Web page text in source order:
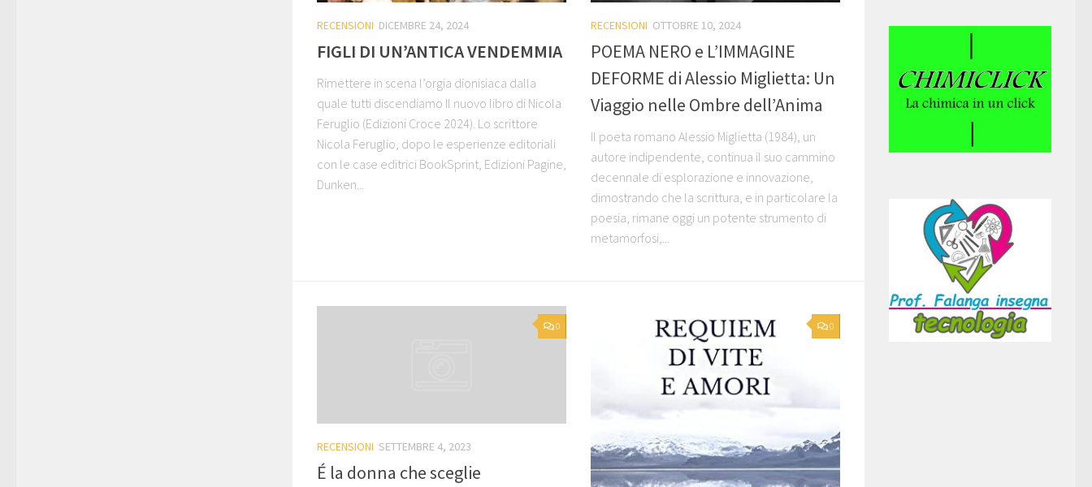
RECENSIONI DICEMBRE 24, 2024
FIGLI DI UN’ANTICA VENDEMMIA
Rimettere in scena l’orgia dionisiaca dalla
quale tutti discendiamo Il nuovo libro di Nicola
Feruglio (Edizioni Croce 2024). Lo scrittore
Nicola Feruglio, dopo le esperienze editoriali
con le case editrici BookSprint, Edizioni Pagine,
Dunken...
RECENSIONI OTTOBRE 10, 2024
POEMA NERO e L’IMMAGINE
DEFORME di Alessio Miglietta: Un
Viaggio nelle Ombre dell’Anima
Il poeta romano Alessio Miglietta (1984), un
autore indipendente, continua il suo cammino
decennale di esplorazione e innovazione,
dimostrando che la scrittura, e in particolare la
poesia, rimane oggi un potente strumento di
metamorfosi,...
0
RECENSIONI SETTEMBRE 4, 2023
É la donna che sceglie
0